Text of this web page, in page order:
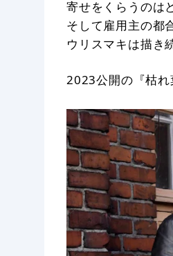
寄せをくらうのは
そして雇用主の都
ウリスマキは描き
2023公開の『枯れ